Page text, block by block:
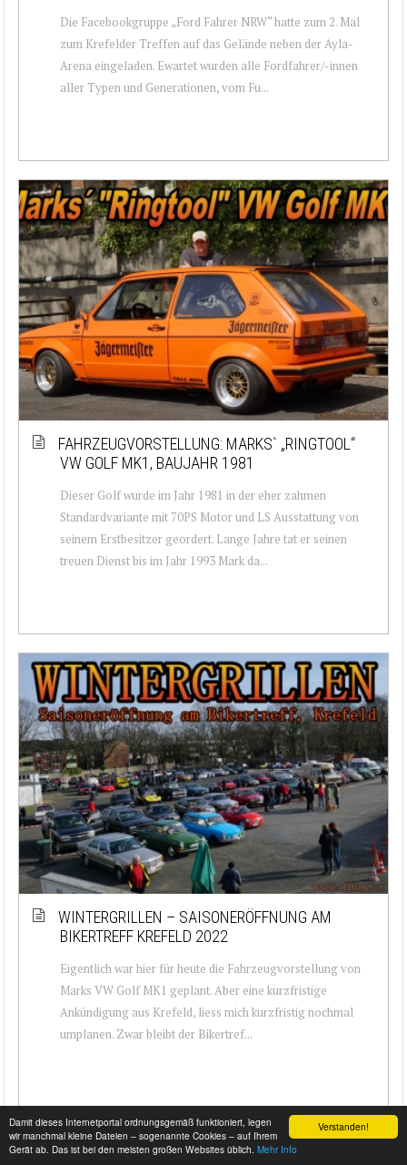
Verstanden!
Damit dieses Internetportal ordnungsgemäß funktioniert, legen
wir manchmal kleine Dateien – sogenannte Cookies – auf Ihrem
Gerät ab. Das ist bei den meisten großen Websites üblich. Mehr Info
Die Facebookgruppe „Ford Fahrer NRW“ hatte zum 2. Mal
zum Krefelder Treffen auf das Gelände neben der Ayla-
Arena eingeladen. Ewartet wurden alle Fordfahrer/-innen
aller Typen und Generationen, vom Fu...
FAHRZEUGVORSTELLUNG: MARKS` „RINGTOOL“
VW GOLF MK1, BAUJAHR 1981
Dieser Golf wurde im Jahr 1981 in der eher zahmen
Standardvariante mit 70PS Motor und LS Ausstattung von
seinem Erstbesitzer geordert. Lange Jahre tat er seinen
treuen Dienst bis im Jahr 1993 Mark da...
WINTERGRILLEN – SAISONERÖFFNUNG AM
BIKERTREFF KREFELD 2022
Eigentlich war hier für heute die Fahrzeugvorstellung von
Marks VW Golf MK1 geplant. Aber eine kurzfristige
Ankündigung aus Krefeld, liess mich kurzfristig nochmal
umplanen. Zwar bleibt der Bikertref...